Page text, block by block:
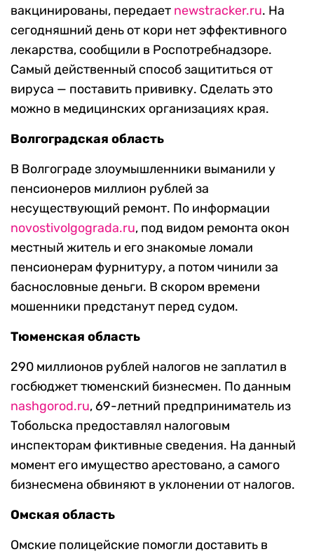
вакцинированы, передает newstracker.ru. На
сегодняшний день от кори нет эффективного
лекарства, сообщили в Роспотребнадзоре.
Самый действенный способ защититься от
вируса — поставить прививку. Сделать это
можно в медицинских организациях края.
Волгоградская область
В Волгограде злоумышленники выманили у
пенсионеров миллион рублей за
несуществующий ремонт. По информации
novostivolgograda.ru, под видом ремонта окон
местный житель и его знакомые ломали
пенсионерам фурнитуру, а потом чинили за
баснословные деньги. В скором времени
мошенники предстанут перед судом.
Тюменская область
290 миллионов рублей налогов не заплатил в
госбюджет тюменский бизнесмен. По данным
nashgorod.ru, 69-летний предприниматель из
Тобольска предоставлял налоговым
инспекторам фиктивные сведения. На данный
момент его имущество арестовано, а самого
бизнесмена обвиняют в уклонении от налогов.
Омская область
Омские полицейские помогли доставить в